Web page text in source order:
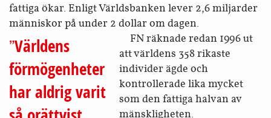
fattiga ökar. Enligt Världsbanken lever 2,6 miljarder
människor på under 2 dollar om dagen.
Världens
förmögenheter
har aldrig varit
FN räknade redan 1996 ut
att världens 358 rikaste
individer ägde och
kontrollerade lika mycket
som den fattiga halvan av
mänskligheten.